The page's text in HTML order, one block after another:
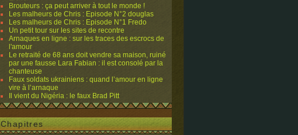
Brouteurs : ça peut arriver à tout le monde !
Les malheurs de Chris : Episode N°2 douglas
Les malheurs de Chris : Episode N°1 Fredo
Un petit tour sur les sites de recontre
Arnaques en ligne : sur les traces des escrocs de
l'amour
Le retraité de 68 ans doit vendre sa maison, ruiné
par une fausse Lara Fabian : il est consolé par la
chanteuse
Faux soldats ukrainiens : quand l’amour en ligne
vire à l’arnaque
Il vient du Nigéria : le faux Brad Pitt
Chapitres